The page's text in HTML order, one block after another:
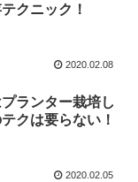
クニック！
2020.02.08
ランター栽培し
クは要らない！
2020.02.05